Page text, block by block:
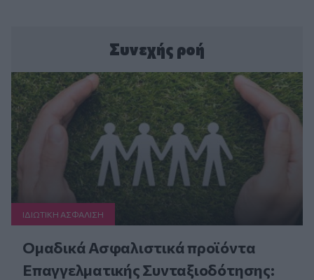
Συνεχής ροή
ΙΔΙΩΤΙΚΗ ΑΣΦAΛΙΣΗ
Ομαδικά Ασφαλιστικά προϊόντα
Επαγγελματικής Συνταξιοδότησης: